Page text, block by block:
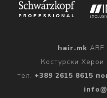
hair.mk АВЕ
Костурски Херои
тел. +389 2615 8615